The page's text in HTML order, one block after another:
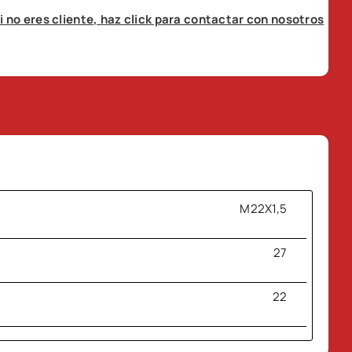
no eres cliente, haz click para contactar con nosotros
M22X1,5
27
22
56,7